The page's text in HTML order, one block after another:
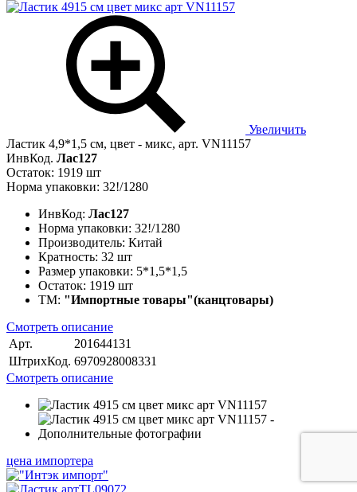
Увеличить
Ластик 4,9*1,5 см, цвет - микс, арт. VN11157
ИнвКод. Лас127
Остаток: 1919 шт
Норма упаковки: 32!/1280
ИнвКод: Лас127
Норма упаковки: 32!/1280
Производитель: Китай
Кратность: 32 шт
Размер упаковки: 5*1,5*1,5
Остаток: 1919 шт
ТМ: "Импортные товары"(канцтовары)
Смотреть описание
Арт.
201644131
ШтрихКод. 6970928008331
Смотреть описание
цена импортера